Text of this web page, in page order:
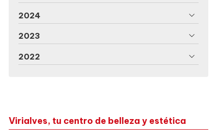
2024
2023
2022
Virialves, tu centro de belleza y estética